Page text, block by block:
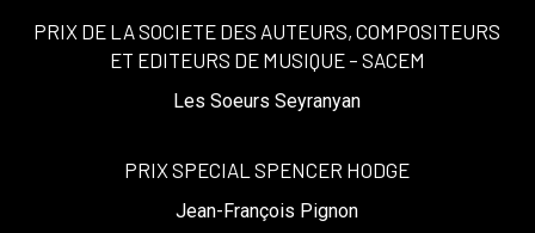
PRIX DE LA SOCIETE DES AUTEURS, COMPOSITEURS
ET EDITEURS DE MUSIQUE – SACEM
Les Soeurs Seyranyan
PRIX SPECIAL SPENCER HODGE
Jean-François Pignon